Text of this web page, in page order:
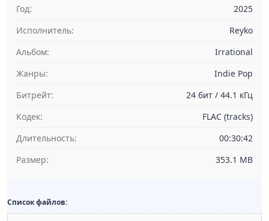
Год:
2025
Исполнитель:
Reyko
Альбом:
Irrational
Жанры:
Indie Pop
Битрейт:
24 бит / 44.1 кГц
Кодек:
FLAC (tracks)
Длительность:
00:30:42
Размер:
353.1 MB
Список файлов: